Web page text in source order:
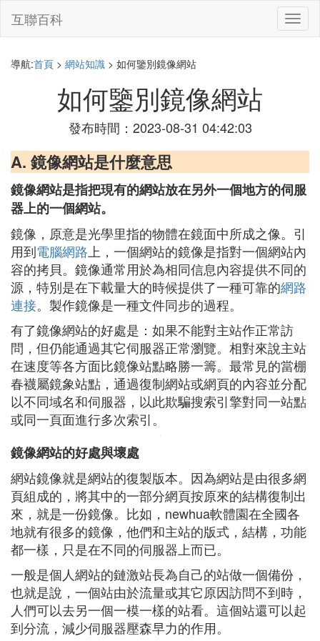
切
換
互聯百科
導航:首頁 > 網站知識 > 如何鑒別鏡像網站
如何鑒別鏡像網站
發布時間：2023-08-31 04:42:03
A. 鏡像網站是什麼意思
鏡像網站是指把現有的網站放在另外一個地方的伺服
器上的一個網站。
鏡像，原意是光學里指的物體在鏡面中所成之像。引
用到電腦網路 上，一個網站的鏡像是指對一個網站內
容的拷貝。鏡像通常用於為相同信息內容提供不同的
源，特別是在下載量大的時候提供了一種可靠的網路
連接。製作鏡像是一種文件同步的過程。
有了鏡像網站的好處是：如果不能對主站作正常訪
問，但仍能通過其它伺服器正常瀏覽。相對來說主站
在速度等各方面比鏡像站點略勝一籌。最常見的當棚
春襪屬鏡象站點，通過復制網站或網頁的內容並分配
以不同域名和伺服器，以此欺騙搜索引擎對同一站點
或同一頁面進行多次索引。
鏡像網站的好處與壞處
網站鏡像就是網站的復製版本。因為網站是由很多網
頁組成的，將其中的一部分網頁按原來的結構復制出
來，就是一份鏡像。比如，newhua軟體園在全國各
地就有很多的鏡像，他們和主站的版式，結構，功能
都一樣，只是在不同的伺服器上而已。
一般是個人網站的鏈激站長為自己的站做一個備份，
也就是說，一個站由於流量或其它原因訪問不到時，
人們可以去另一個一模一樣的站看。這個站還可以起
到分流，減少伺服器壓森早力的作用。